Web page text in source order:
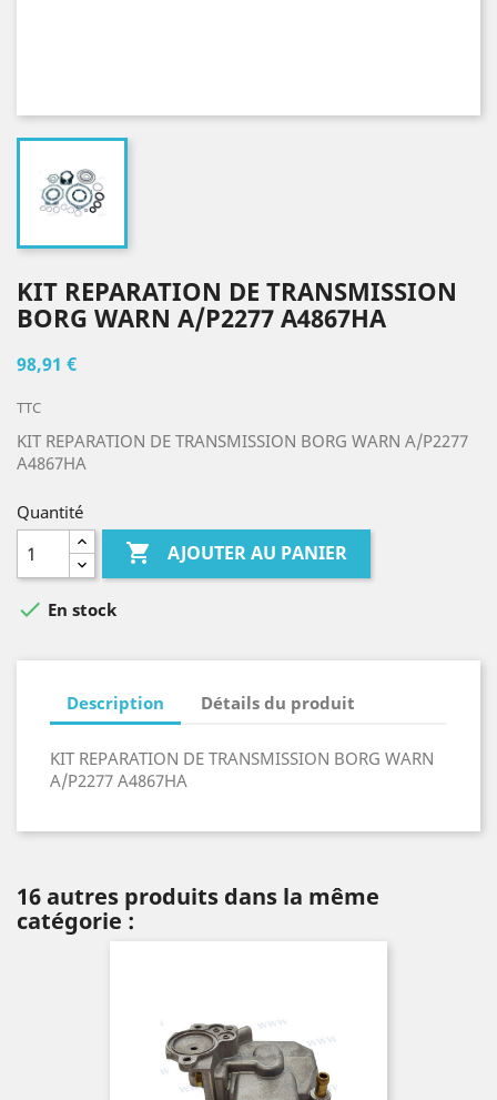
KIT REPARATION DE TRANSMISSION
BORG WARN A/P2277 A4867HA
98,91 €
TTC
KIT REPARATION DE TRANSMISSION BORG WARN A/P2277
A4867HA
Quantité
 AJOUTER AU PANIER
 En stock
Description Détails du produit
KIT REPARATION DE TRANSMISSION BORG WARN
A/P2277 A4867HA
16 autres produits dans la même
catégorie :